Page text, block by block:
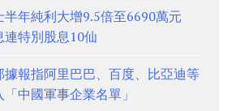
半年純利大增9.5倍至6690萬元
連特別股息10仙
據報指阿里巴巴、百度、比亞迪等
中國軍事企業名單」